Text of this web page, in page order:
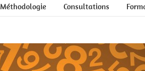
Méthodologie Consultations